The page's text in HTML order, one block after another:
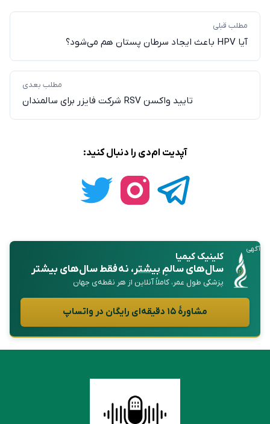
مطلب قبلی
آیا HPV باعث ایجاد سرطان پستان هم می‌شود؟
مطلب بعدی
تایید واکسن RSV شرکت فایزر برای سالمندان
آپدیت ام‌دی را دنبال کنید:
آگهی
کلینیک کیمیا
سال‌های سالمِبیشتر، نه فقط سال‌های بیشتر
پزشکی طول عمر، کاملاً آنلاین از هر نقطه‌ی جهان
مشاورهٔ ۱۵ دقیقه‌ای رایگان در واتساپ